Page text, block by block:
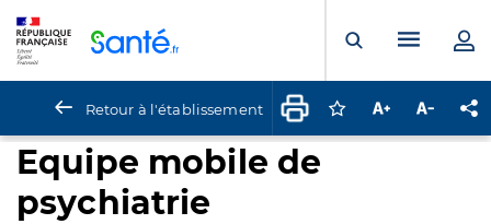
Ouvrir laMenu
Retour à l'établissement Connectez-vous
Augmenter la
Equipe mobile de
psychiatrie